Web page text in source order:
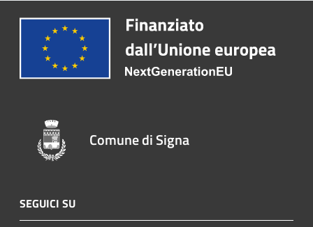
Comune di Signa
SEGUICI SU